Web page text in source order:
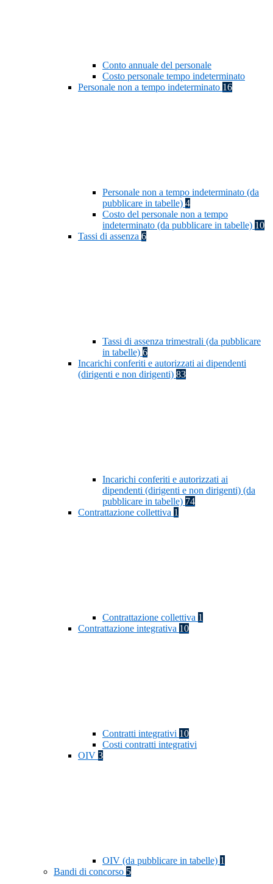
Conto annuale del personale
Costo personale tempo indeterminato
Personale non a tempo indeterminato 16
Personale non a tempo indeterminato (da
pubblicare in tabelle) 4
Costo del personale non a tempo
indeterminato (da pubblicare in tabelle) 10
Tassi di assenza 6
Tassi di assenza trimestrali (da pubblicare
in tabelle) 6
Incarichi conferiti e autorizzati ai dipendenti
(dirigenti e non dirigenti) 83
Incarichi conferiti e autorizzati ai
dipendenti (dirigenti e non dirigenti) (da
pubblicare in tabelle) 74
Contrattazione collettiva 1
Contrattazione collettiva 1
Contrattazione integrativa 10
Contratti integrativi 10
Costi contratti integrativi
OIV 3
OIV (da pubblicare in tabelle) 1
Bandi di concorso 5